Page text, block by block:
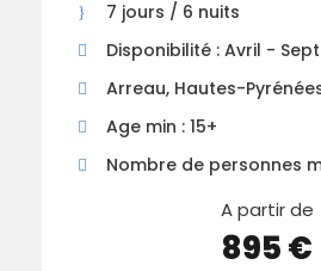
7 jours / 6 nuits
Disponibilité : Avril - Sept
Arreau, Hautes-
Age min : 15+
Nombre de personnes
A partir de
895 €